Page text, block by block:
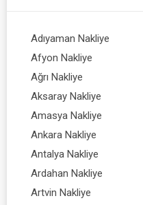
Adıyaman Nakliye
Afyon Nakliye
Ağrı Nakliye
Aksaray Nakliye
Amasya Nakliye
Ankara Nakliye
Antalya Nakliye
Ardahan Nakliye
Artvin Nakliye